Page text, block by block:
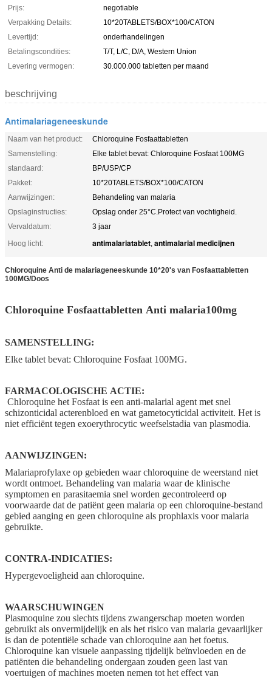
Prijs:
negotiable
Verpakking Details:
10*20TABLETS/BOX*100/CATON
Levertijd:
onderhandelingen
Betalingscondities:
T/T, L/C, D/A, Western Union
Levering vermogen:
30.000.000 tabletten per maand
beschrijving
Antimalariageneeskunde
Naam van het product:
Chloroquine Fosfaattabletten
Samenstelling:
Elke tablet bevat: Chloroquine Fosfaat 100MG
standaard:
BP/USP/CP
Pakket:
10*20TABLETS/BOX*100/CATON
Aanwijzingen:
Behandeling van malaria
Opslaginstructies:
Opslag onder 25°C.Protect van vochtigheid.
Vervaldatum:
3 jaar
Hoog licht:
antimalariatablet, antimalarial medicijnen
Chloroquine Anti de malariageneeskunde 10*20's van Fosfaattabletten
100MG/Doos
Chloroquine Fosfaattabletten Anti malaria100mg
SAMENSTELLING:
Elke tablet bevat: Chloroquine Fosfaat 100MG.
FARMACOLOGISCHE ACTIE:
Chloroquine het Fosfaat is een anti-malarial agent met snel
schizonticidal acterenbloed en wat gametocyticidal activiteit. Het is
niet efficiënt tegen exoerythrocytic weefselstadia van plasmodia.
AANWIJZINGEN:
Malariaprofylaxe op gebieden waar chloroquine de weerstand niet
wordt ontmoet. Behandeling van malaria waar de klinische
symptomen en parasitaemia snel worden gecontroleerd op
voorwaarde dat de patiënt geen malaria op een chloroquine-bestand
gebied aanging en geen chloroquine als prophlaxis voor malaria
gebruikte.
CONTRA-INDICATIES:
Hypergevoeligheid aan chloroquine.
WAARSCHUWINGEN
Plasmoquine zou slechts tijdens zwangerschap moeten worden
gebruikt als onvermijdelijk en als het risico van malaria gevaarlijker
is dan de potentiële schade van chloroquine aan het foetus.
Chloroquine kan visuele aanpassing tijdelijk beïnvloeden en de
patiënten die behandeling ondergaan zouden geen last van
voertuigen of machines moeten nemen tot het effect van